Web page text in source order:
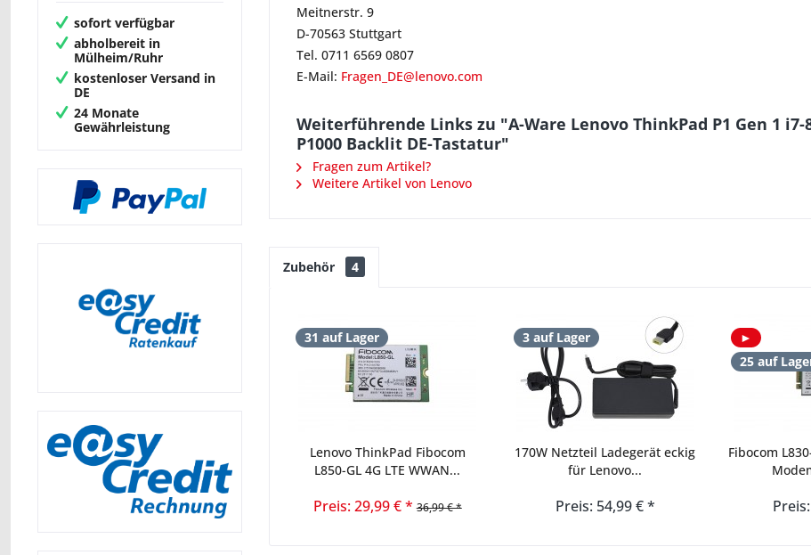
sofort verfügbar
abholbereit in
Mülheim/Ruhr
kostenloser Versand in
DE
24 Monate
Gewährleistung
Meitnerstr. 9
D-70563 Stuttgart
Tel. 0711 6569 0807
E-Mail: Fragen_DE@lenovo.com
Weiterführende Links zu "A-Ware Lenovo ThinkPad P1 Gen 1 i7-
P1000 Backlit DE-Tastatur"
Fragen zum Artikel?
Weitere Artikel von Lenovo
Zubehör 4
31 auf Lager
Lenovo ThinkPad Fibocom
L850-GL 4G LTE WWAN...
Preis: 29,99 € * 36,99 € *
3 auf Lager
170W Netzteil Ladegerät eckig
für Lenovo...
Preis: 54,99 € *
►
25 auf
Fibocom